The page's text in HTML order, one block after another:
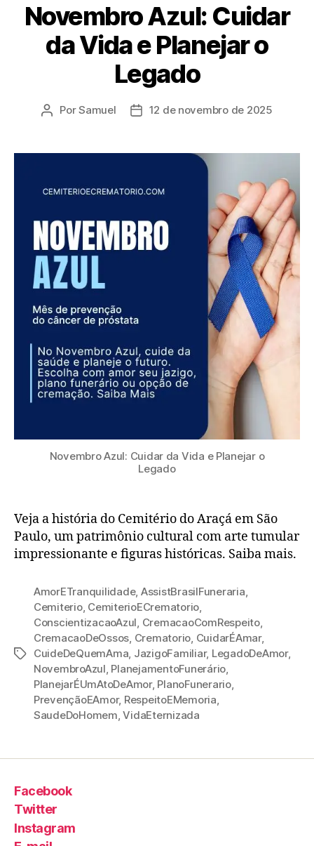
Novembro Azul: Cuidar
da Vida e Planejar o
Legado
PorSamuel 12 de novembro de 2025
Novembro Azul: Cuidar da Vida e Planejar o
Legado
Veja a história do Cemitério do Araçá em São
Paulo, um patrimônio cultural com arte tumular
impressionante e figuras históricas. Saiba mais.
AmorETranquilidade, AssistBrasilFuneraria,
Cemiterio, CemiterioECrematorio,
ConscientizacaoAzul, CremacaoComRespeito,
CremacaoDeOssos, Crematorio, CuidarÉAmar,
CuideDeQuemAma, JazigoFamiliar, LegadoDeAmor,
NovembroAzul, PlanejamentoFunerário,
PlanejarÉUmAtoDeAmor, PlanoFunerario,
PrevençãoEAmor, RespeitoEMemoria,
SaudeDoHomem,VidaEternizada
Facebook
Twitter
Instagram